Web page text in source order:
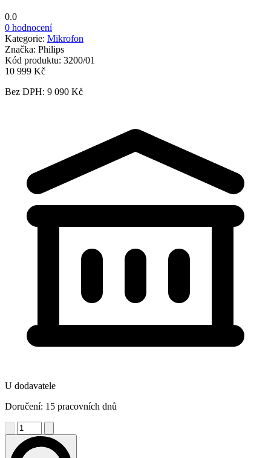
0.0
0 hodnocení
Kategorie: Mikrofon
Značka: Philips
Kód produktu: 3200/01
10 999 Kč
Bez DPH: 9 090 Kč
U dodavatele
Doručení: 15 pracovních dnů